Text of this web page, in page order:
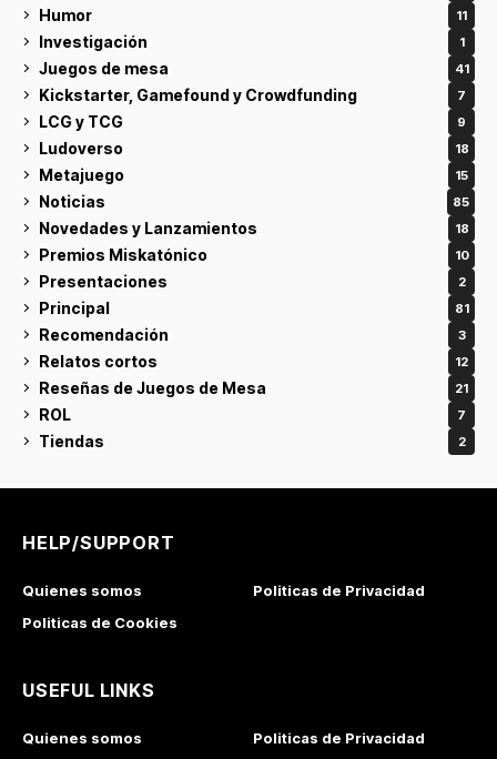
Humor 11
Investigación 1
Juegos de mesa 41
Kickstarter, Gamefound y Crowdfunding 7
LCG y TCG 9
Ludoverso 18
Metajuego 15
Noticias 85
Novedades y Lanzamientos 18
Premios Miskatónico 10
Presentaciones 2
Principal 81
Recomendación 3
Relatos cortos 12
Reseñas de Juegos de Mesa 21
ROL 7
Tiendas 2
HELP/SUPPORT
Quienes somos
Politicas de Privacidad
Politicas de Cookies
USEFUL LINKS
Quienes somos Politicas de Privacidad